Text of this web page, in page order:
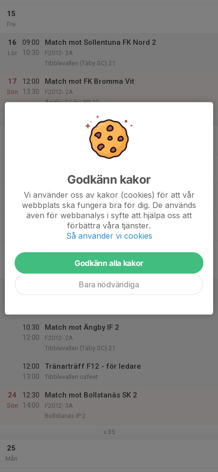
15
Fre
16
Lör
09:00
10:30
Match mot Sollentuna FK Nord 2
F2012- 3A
Tibblevallen (Täby SC) 21
17
Sön
12:00
13:30
Match mot FK Bromma Vit
F2012- 2A
Ängby Södra BP 12
v.34
Kryssarvallen Planyta 3,4 (längst bort)
18:45
Träning
Kryssarvallen - Helplan
Fre
Match mot IFK Sollentuna 2
10:30
12:00
Match mot Ängby IF 2
F2012- 2A
Tibblevallen (Täby SC) 21
12:00
13:00
Tränarträff F12 - för ledare
Tibblevallen cafeet
24
Sön
12:30
14:00
Match mot Bollstanäs SK 2
F2012- 3A
Bollstanäs IP 2
v.35
25
Mån
Godkänn kakor
Vi använder oss av kakor (cookies) för att vår
webbplats ska fungera bra för dig. De används
även för webbanalys i syfte att hjälpa oss att
förbättra våra tjänster.
Så använder vi cookies
Godkänn alla kakor
Bara nödvändiga